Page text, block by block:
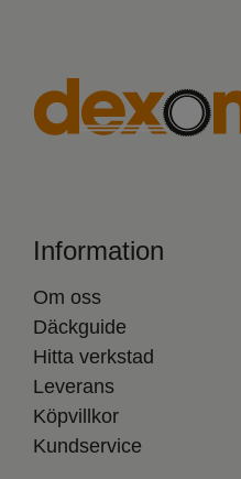
Information
Om oss
Däckguide
Hitta verkstad
Leverans
Köpvillkor
Kundservice